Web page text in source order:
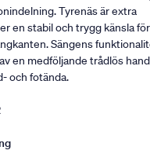
Tyrenäs är extra
en stabil och trygg känsla
Sängens
en medföljande trådlös
och fotända.